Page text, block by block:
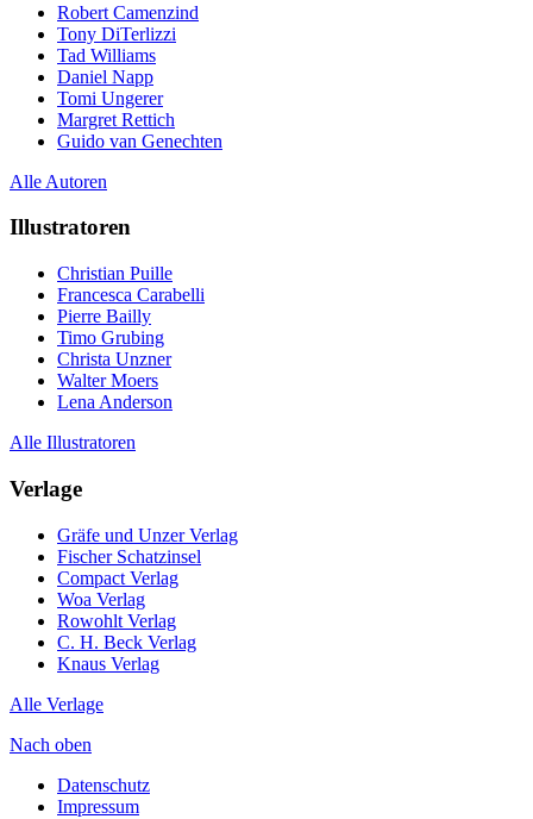
Robert Camenzind
Tony DiTerlizzi
Tad Williams
Daniel Napp
Tomi Ungerer
Margret Rettich
Guido van Genechten
Alle Autoren
Illustratoren
Christian Puille
Francesca Carabelli
Pierre Bailly
Timo Grubing
Christa Unzner
Walter Moers
Lena Anderson
Alle Illustratoren
Verlage
Gräfe und Unzer Verlag
Fischer Schatzinsel
Compact Verlag
Woa Verlag
Rowohlt Verlag
C. H. Beck Verlag
Knaus Verlag
Alle Verlage
Nach oben
Datenschutz
Impressum